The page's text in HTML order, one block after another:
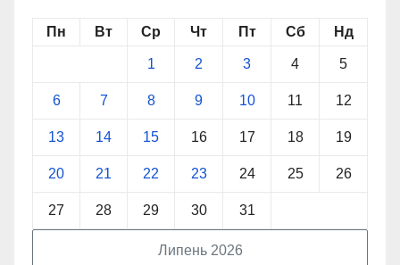
Липень 2026
Пн Вт Ср Чт Пт Сб Нд
1 2 3 4 5
6 7 8 9 10 11 12
13 14 15 16 17 18 19
20 21 22 23 24 25 26
27 28 29 30 31